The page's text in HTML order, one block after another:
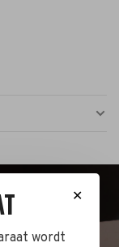
✕
wordt